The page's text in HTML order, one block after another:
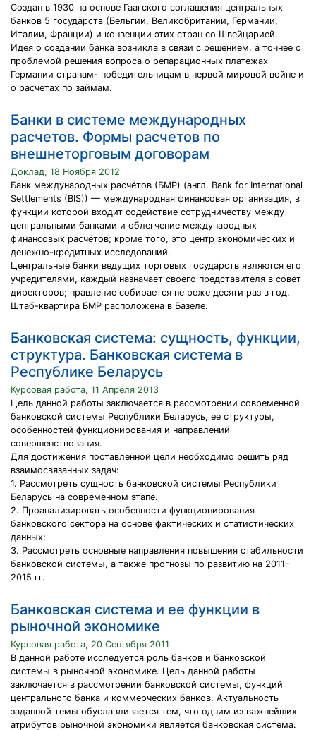
Создан в 1930 на основе Гаагского соглашения центральных
банков 5 государств (Бельгии, Великобритании, Германии,
Италии, Франции) и конвенции этих стран со Швейцарией.
Идея о создании банка возникла в связи с решением, а точнее с
проблемой решения вопроса о репарационных платежах
Германии странам- победительницам в первой мировой войне и
о расчетах по займам.
Банки в системе международных
расчетов. Формы расчетов по
внешнеторговым договорам
Доклад, 18 Ноября 2012
Банк международных расчётов (БМР) (англ. Bank for International
Settlements (BIS)) — международная финансовая организация, в
функции которой входит содействие сотрудничеству между
центральными банками и облегчение международных
финансовых расчётов; кроме того, это центр экономических и
денежно-кредитных исследований.
Центральные банки ведущих торговых государств являются его
учредителями, каждый назначает своего представителя в совет
директоров; правление собирается не реже десяти раз в год.
Штаб-квартира БМР расположена в Базеле.
Банковская система: сущность, функции,
структура. Банковская система в
Республике Беларусь
Курсовая работа, 11 Апреля 2013
Цель данной работы заключается в рассмотрении современной
банковской системы Республики Беларусь, ее структуры,
особенностей функционирования и направлений
совершенствования.
Для достижения поставленной цели необходимо решить ряд
взаимосвязанных задач:
1. Рассмотреть сущность банковской системы Республики
Беларусь на современном этапе.
2. Проанализировать особенности функционирования
банковского сектора на основе фактических и статистических
данных;
3. Рассмотреть основные направления повышения стабильности
банковской системы, а также прогнозы по развитию на 2011–
2015 гг.
Банковская система и ее функции в
рыночной экономике
Курсовая работа, 20 Сентября 2011
В данной работе исследуется роль банков и банковской
системы в рыночной экономике. Цель данной работы
заключается в рассмотрении банковской системы, функций
центрального банка и коммерческих банков. Актуальность
заданной темы обуславливается тем, что одним из важнейших
атрибутов рыночной экономики является банковская система.